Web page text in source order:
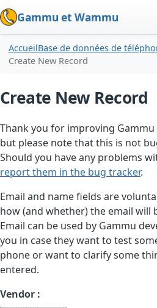
Gammu et Wammu
AccueilBase de données de
Create New Record
Create New Record
Thank you for improving Gammu
but please note that this is not
Should you have any problems
report them in the bug tracker.
Email and name fields are
how (and whether) the email will
Email can be used by Gammu
you in case they want to test
phone or want to clarify some
entered.
Vendor :